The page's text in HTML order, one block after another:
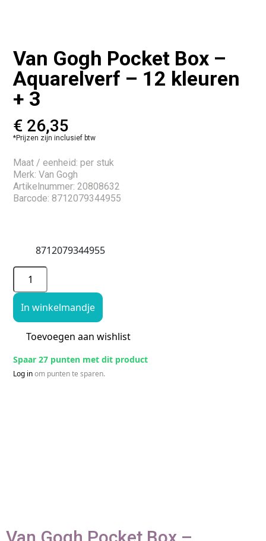
Van Gogh Pocket Box –
Aquarelverf – 12 kleuren
+ 3
€ 26,35
*Prijzen zijn inclusief btw
Maat / eenheid: per stuk
Merk: Van Gogh
Artikelnummer: 20808632
Barcode: 8712079344955
8712079344955
In winkelmandje
Toevoegen aan wishlist
Spaar 27 punten met dit product
Log inom punten te sparen.